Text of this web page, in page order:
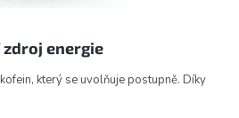
energie
který se uvolňuje postupně. Díky